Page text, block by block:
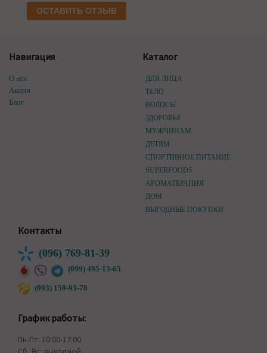
ОСТАВИТЬ ОТЗЫВ
Навигация
О нас
Акции
Блог
Каталог
ДЛЯ ЛИЦА
ТЕЛО
ВОЛОСЫ
ЗДОРОВЬЕ
МУЖЧИНАМ
ДЕТЯМ
СПОРТИВНОЕ ПИТАНИЕ
SUPERFOODS
АРОМАТЕРАПИЯ
ДОМ
ВЫГОДНЫЕ ПОКУПКИ
Контакты
(096) 769-81-39
(099) 495-13-65
(093) 159-93-78
График работы:
Пн-Пт: 10:00-17:00